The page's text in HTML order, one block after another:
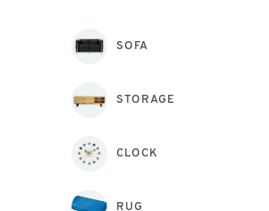
SOFA
STORAGE
CLOCK
RUG